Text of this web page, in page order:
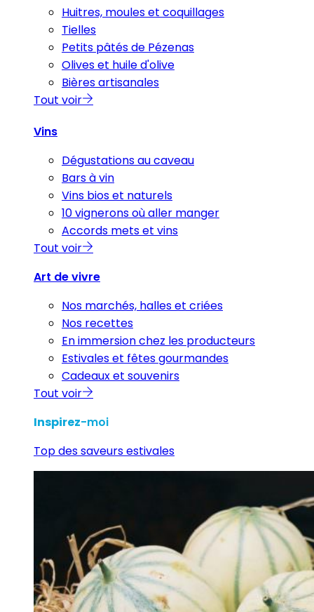
Huitres, moules et coquillages
Tielles
Petits pâtés de Pézenas
Olives et huile d'olive
Bières artisanales
Tout voir
Vins
Dégustations au caveau
Bars à vin
Vins bios et naturels
10 vignerons où aller manger
Accords mets et vins
Tout voir
Art de vivre
Nos marchés, halles et criées
Nos recettes
En immersion chez les producteurs
Estivales et fêtes gourmandes
Cadeaux et souvenirs
Tout voir
Inspirez-moi
Top des saveurs estivales